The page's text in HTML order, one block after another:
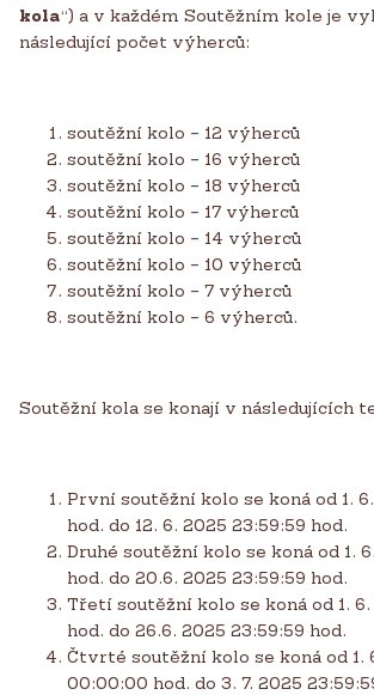
kola“) a v každém Soutěžním kole je
následující počet výherců:
soutěžní kolo – 12 výherců
soutěžní kolo – 16 výherců
soutěžní kolo – 18 výherců
soutěžní kolo – 17 výherců
soutěžní kolo – 14 výherců
soutěžní kolo – 10 výherců
soutěžní kolo – 7 výherců
soutěžní kolo – 6 výherců.
Soutěžní kola se konají v následujících
První soutěžní kolo se koná od 1.
hod. do 12. 6. 2025 23:59:59 hod.
Druhé soutěžní kolo se koná od 1.
hod. do 20.6. 2025 23:59:59 hod.
Třetí soutěžní kolo se koná od 1.
hod. do 26.6. 2025 23:59:59 hod.
Čtvrté soutěžní kolo se koná od 1.
00:00:00 hod. do 3. 7. 2025